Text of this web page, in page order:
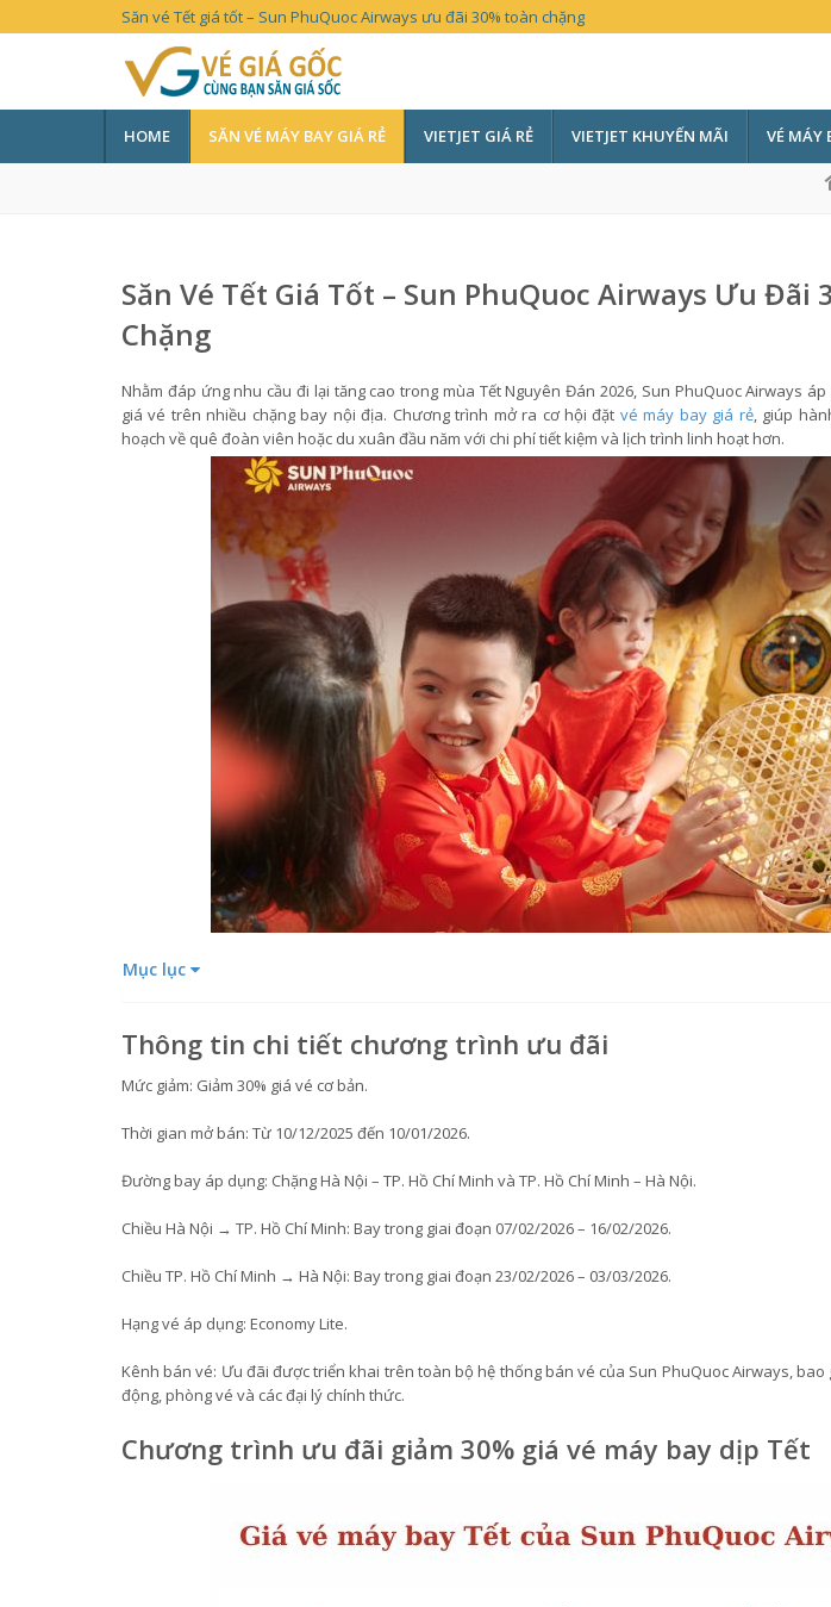
Săn vé Tết giá tốt – Sun PhuQuoc Airways ưu đãi 30% toàn chặng
HOME SĂN VÉ MÁY BAY GIÁ RẺ VIETJET GIÁ RẺ VIETJET KHUYẾN MÃI VÉ MÁY
Săn Vé Tết Giá Tốt – Sun PhuQuoc Airways Ưu Đãi
Chặng
Nhằm đáp ứng nhu cầu đi lại tăng cao trong mùa Tết Nguyên Đán 2026, Sun PhuQuoc Airways
giá vé trên nhiều chặng bay nội địa. Chương trình mở ra cơ hội đặt vé máy bay giá rẻ, giúp
hoạch về quê đoàn viên hoặc du xuân đầu năm với chi phí tiết kiệm và lịch trình linh hoạt hơn.
Mục lục
Thông tin chi tiết chương trình ưu đãi
Mức giảm: Giảm 30% giá vé cơ bản.
Thời gian mở bán: Từ 10/12/2025 đến 10/01/2026.
Đường bay áp dụng: Chặng Hà Nội – TP. Hồ Chí Minh và TP. Hồ Chí Minh – Hà Nội.
Chiều Hà Nội → TP. Hồ Chí Minh: Bay trong giai đoạn 07/02/2026 – 16/02/2026.
Chiều TP. Hồ Chí Minh → Hà Nội: Bay trong giai đoạn 23/02/2026 – 03/03/2026.
Hạng vé áp dụng: Economy Lite.
Kênh bán vé: Ưu đãi được triển khai trên toàn bộ hệ thống bán vé của Sun PhuQuoc Airways,
động, phòng vé và các đại lý chính thức.
Chương trình ưu đãi giảm 30% giá vé máy bay dịp Tết